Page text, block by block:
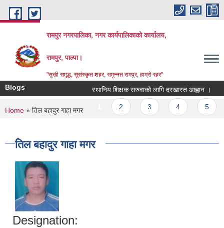
Skip to main content
रामपुर नगरपालिका, नगर कार्यपालिकाको कार्यालय,
रामपुर, पाल्पा।
"सुखी समृद्ध, सुसंस्कृत शहर, समुन्नत रामपुर, हाम्रो रहर"
Blogs स्थानिय शिक्षक सरुवाको लागि दरखास्त आह्वान ।
Pages
You are here
Home » तिल बहादुर गाहा मगर
तिल बहादुर गाहा मगर
Designation: